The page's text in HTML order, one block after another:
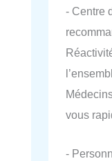
- Centre
vous
-